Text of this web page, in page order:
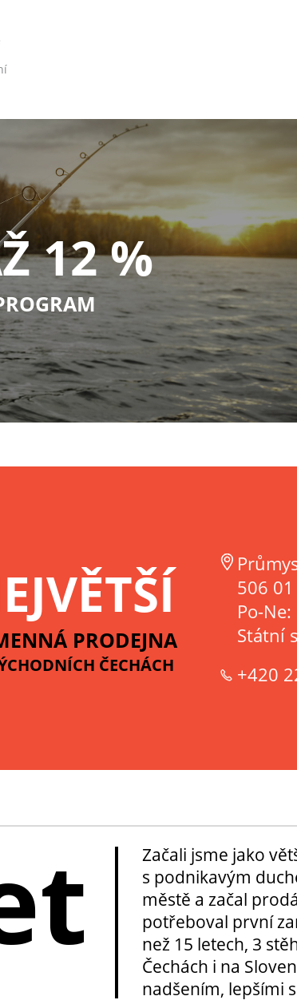
12 %
PRODEJNA
ČECHÁCH
506 01
Po-
Státní
+420
Začali jsme jako
s podnikavým
městě a začal
potřeboval první
než 15 letech, 3
Čechách i na
nadšením, lepšími